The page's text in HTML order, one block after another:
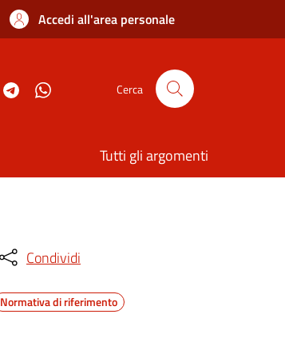
Accedi all'area personale
Cerca
Tutti gli argomenti
Condividi
Normativa di riferimento